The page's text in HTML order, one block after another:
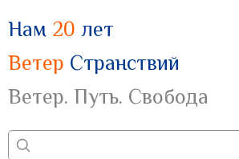
Нам 20 лет
Ветер Странствий
Ветер. Путь. Свобода